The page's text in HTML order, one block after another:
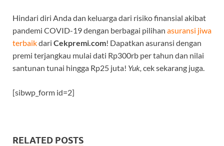
Hindari diri Anda dan keluarga dari risiko finansial akibat
pandemi COVID-19 dengan berbagai pilihan asuransi jiwa
terbaikdari Cekpremi.com! Dapatkan asuransi dengan
premi terjangkau mulai dati Rp300rb per tahun dan nilai
santunan tunai hingga Rp25 juta! Yuk, cek sekarang juga.
[sibwp_form id=2]
RELATED POSTS